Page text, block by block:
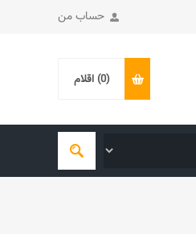
حساب من
(0) اقلام